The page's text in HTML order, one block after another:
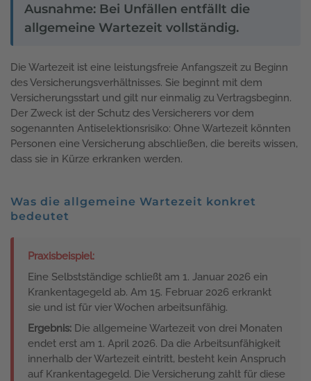
Ausnahme: Bei Unfällen entfällt die
allgemeine Wartezeit vollständig.
Die Wartezeit ist eine leistungsfreie Anfangszeit zu Beginn
des Versicherungsverhältnisses. Sie beginnt mit dem
Versicherungsstart und gilt nur einmalig zu Vertragsbeginn.
Der Zweck ist der Schutz des Versicherers vor dem
sogenannten Antiselektionsrisiko: Ohne Wartezeit könnten
Personen eine Versicherung abschließen, die bereits wissen,
dass sie in Kürze erkranken werden.
Was die allgemeine Wartezeit konkret
bedeutet
Praxisbeispiel:
Eine Selbstständige schließt am 1. Januar 2026 ein
Krankentagegeld ab. Am 15. Februar 2026 erkrankt
sie und ist für vier Wochen arbeitsunfähig.
Ergebnis: Die allgemeine Wartezeit von drei Monaten
endet erst am 1. April 2026. Da die Arbeitsunfähigkeit
innerhalb der Wartezeit eintritt, besteht kein Anspruch
auf Krankentagegeld. Die Versicherung zahlt für diese